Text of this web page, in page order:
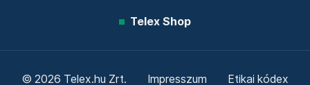
Telex Shop
© 2026 Telex.hu Zrt. Impresszum Etikai kódex